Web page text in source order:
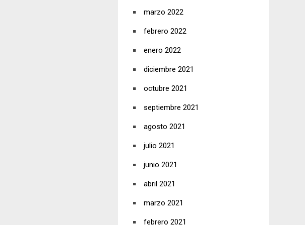
marzo 2022
febrero 2022
enero 2022
diciembre 2021
octubre 2021
septiembre 2021
agosto 2021
julio 2021
junio 2021
abril 2021
marzo 2021
febrero 2021